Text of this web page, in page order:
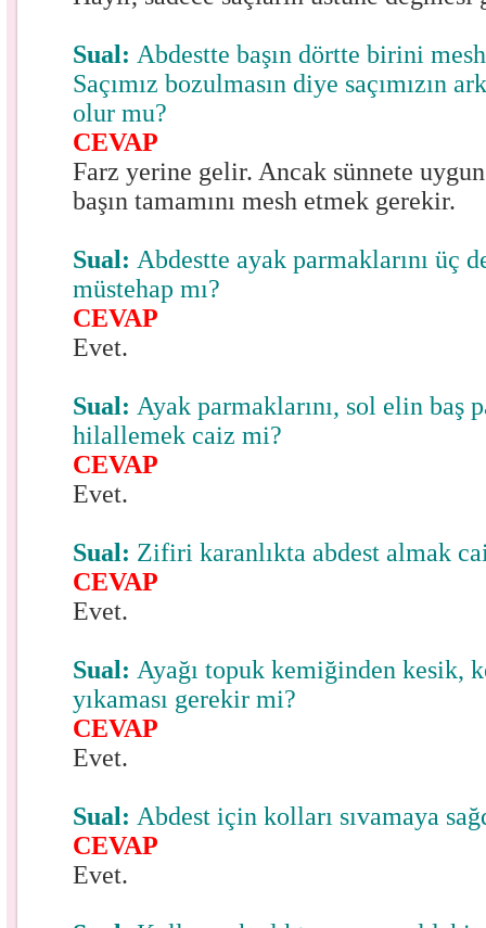
Sual: Abdestte başın dörtte birini
Saçımız bozulmasın diye saçımızın
olur mu?
CEVAP
Farz yerine gelir. Ancak sünnete
başın tamamını mesh etmek gerekir.
Sual: Abdestte ayak parmaklarını üç
müstehap mı?
CEVAP
Evet.
Sual: Ayak parmaklarını, sol elin baş
hilallemek caiz mi?
CEVAP
Evet.
Sual: Zifiri karanlıkta abdest almak
CEVAP
Evet.
Sual: Ayağı topuk kemiğinden kesik,
yıkaması gerekir mi?
CEVAP
Evet.
Sual: Abdest için kolları sıvamaya
CEVAP
Evet.